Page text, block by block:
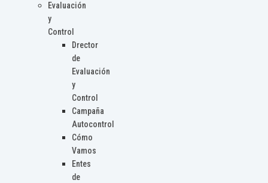
Evaluación
y
Control
Drector
de
Evaluación
y
Control
Campaña
Autocontrol
Cómo
Vamos
Entes
de